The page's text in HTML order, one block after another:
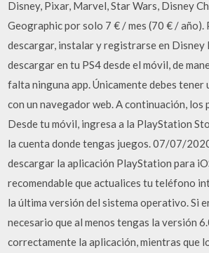
Disney, Pixar, Marvel, Star Wars, Disney
Geographic por solo 7 € / mes (70 € / año).
descargar, instalar y registrarse en Disney
descargar en tu PS4 desde el móvil, de
falta ninguna app. Únicamente debes
con un navegador web. A continuación, los
Desde tu móvil, ingresa a la PlayStation
la cuenta donde tengas juegos. 07/07/
descargar la aplicación PlayStation para
recomendable que actualices tu teléfono
la última versión del sistema operativo. Si
necesario que al menos tengas la versión
correctamente la aplicación, mientras que